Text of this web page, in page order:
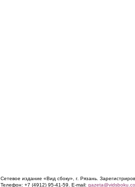
Сетевое издание «Вид сбоку», г. Рязань.
Телефон: +7 (4912) 95-41-59. E-mail: